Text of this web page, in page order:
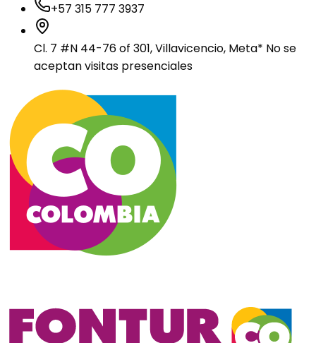
+57 315 777 3937
Cl. 7 #N 44-76 of 301, Villavicencio, Meta* No se
aceptan visitas presenciales